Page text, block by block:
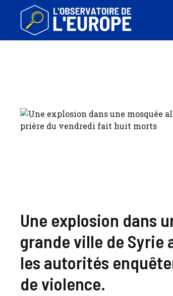
contenu
Une explosion dans
grande ville de Syrie
les autorités
de violence.